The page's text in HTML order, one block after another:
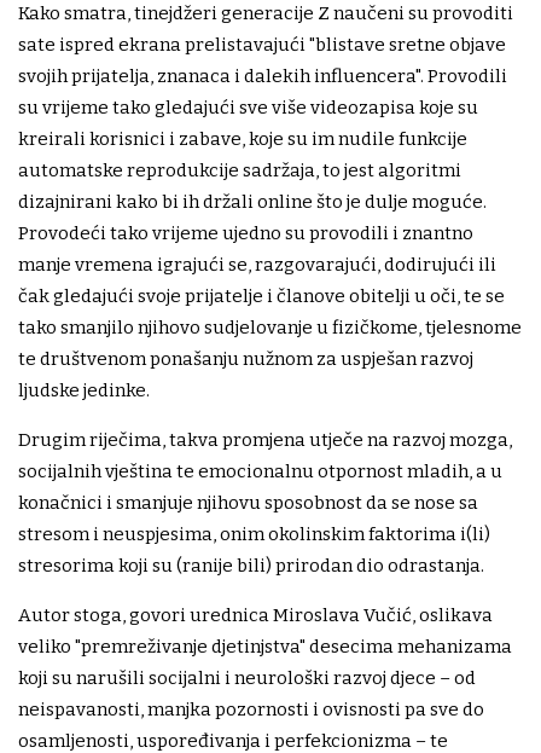
Kako smatra, tinejdžeri generacije Z naučeni su provoditi
sate ispred ekrana prelistavajući "blistave sretne objave
svojih prijatelja, znanaca i dalekih influencera". Provodili
su vrijeme tako gledajući sve više videozapisa koje su
kreirali korisnici i zabave, koje su im nudile funkcije
automatske reprodukcije sadržaja, to jest algoritmi
dizajnirani kako bi ih držali online što je dulje moguće.
Provodeći tako vrijeme ujedno su provodili i znantno
manje vremena igrajući se, razgovarajući, dodirujući ili
čak gledajući svoje prijatelje i članove obitelji u oči, te se
tako smanjilo njihovo sudjelovanje u fizičkome, tjelesnome
te društvenom ponašanju nužnom za uspješan razvoj
ljudske jedinke.
Drugim riječima, takva promjena utječe na razvoj mozga,
socijalnih vještina te emocionalnu otpornost mladih, a u
konačnici i smanjuje njihovu sposobnost da se nose sa
stresom i neuspjesima, onim okolinskim faktorima i(li)
stresorima koji su (ranije bili) prirodan dio odrastanja.
Autor stoga, govori urednica Miroslava Vučić, oslikava
veliko "premreživanje djetinjstva" desecima mehanizama
koji su narušili socijalni i neurološki razvoj djece – od
neispavanosti, manjka pozornosti i ovisnosti pa sve do
osamljenosti, uspoređivanja i perfekcionizma – te